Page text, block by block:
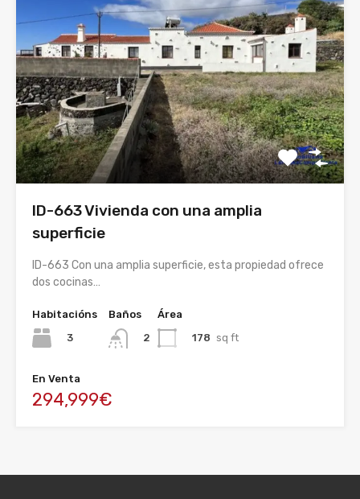
ID-663 Vivienda con una amplia
superficie
ID-663 Con una amplia superficie, esta propiedad ofrece
dos cocinas…
Habitacións
3
Baños
2
Área
178 sq ft
En Venta
294,999€